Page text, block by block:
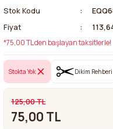
Stok Kodu
Fiyat
*75,00 TL den başlayan taksitlerle!
Stokta Yok Dikim Rehberi
125,00 TL
75,00 TL